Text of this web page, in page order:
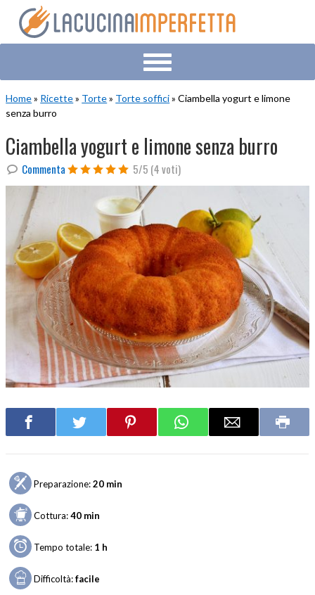
primary
main
primary
Home» Ricette» Torte» Torte soffici» Ciambella yogurt e limone
senza burro
Ciambella yogurt e limone senza burro
Commenta 5/5 (4 voti)
Preparazione:20 min
Cottura:40 min
Tempo totale: 1 h
Difficoltà:facile